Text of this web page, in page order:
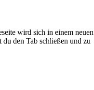
wird sich in einem neuen
den Tab schließen und zu